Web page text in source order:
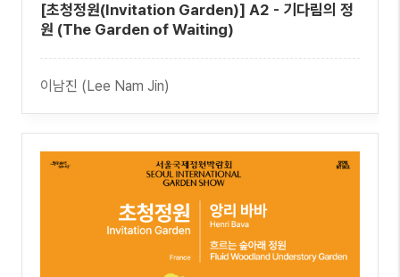
[초청정원(Invitation Garden)] A2 - 기다림의 정
원 (The Garden of Waiting)
이남진 (Lee Nam Jin)